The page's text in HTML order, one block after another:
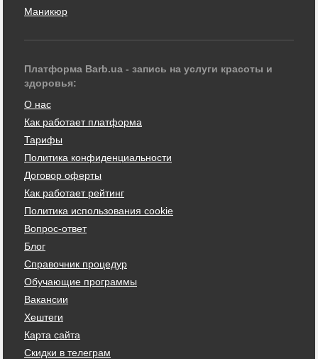
Маникюр
Платформа Barb.ua - запись на услуги красоты и
здоровья:
О нас
Как работает платформа
Тарифы
Политика конфиденциальности
Договор оферты
Как работает рейтинг
Политика использования cookie
Вопрос-ответ
Блог
Справочник процедур
Обучающие программы
Вакансии
Хештеги
Карта сайта
Скидки в телеграм